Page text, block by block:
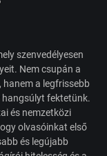
szenvedélyesen
Nem csupán a
hanem a legfrissebb
hangsúlyt fektetünk.
és nemzetközi
olvasóinkat első
és legújabb